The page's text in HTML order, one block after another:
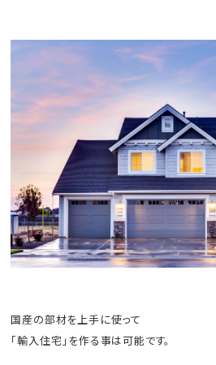
国産の部材を上手に使って
「輸入住宅」を作る事は可能です。